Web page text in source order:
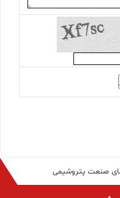
صنعت پتروشیمی